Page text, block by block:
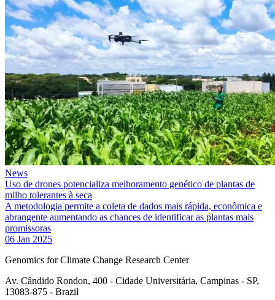
News
Uso de drones potencializa melhoramento genético de plantas de
milho tolerantes à seca
A metodologia permite a coleta de dados mais rápida, econômica e
abrangente aumentando as chances de identificar as plantas mais
promissoras
06 Jan 2025
Genomics for Climate Change Research Center
Av. Cândido Rondon, 400 - Cidade Universitária, Campinas - SP,
13083-875 - Brazil